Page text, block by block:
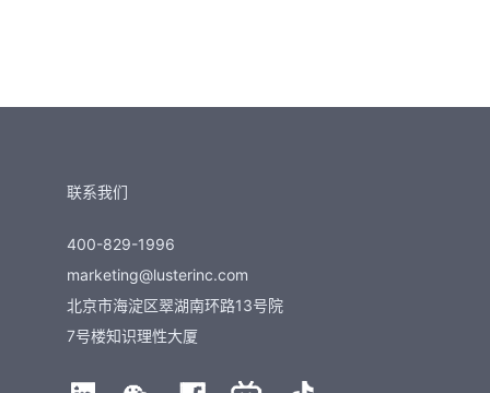
联系我们
400-829-1996
marketing@lusterinc.com
北京市海淀区翠湖南环路13号院
7号楼知识理性大厦